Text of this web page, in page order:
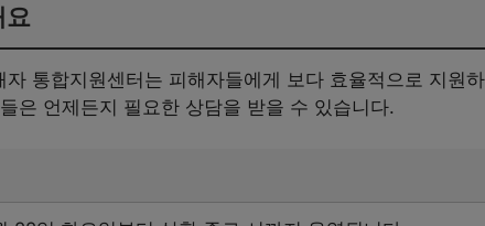
요
자 통합지원센터는 피해자들에게 보다 효율적으로 지원
은 언제든지 필요한 상담을 받을 수 있습니다.